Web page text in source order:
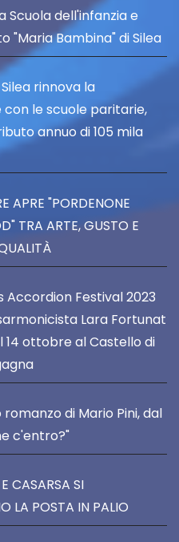
Scuola dell'infanzia e
"Maria Bambina" di Silea
rinnova la
con le scuole paritarie,
annuo di 105 mila
APRE "PORDENONE
TRA ARTE, GUSTO E
Accordion Festival 2023
Lara Fortunat
14 ottobre al Castello di
romanzo di Mario Pini, dal
c'entro?"
CASARSA SI
LA POSTA IN PALIO